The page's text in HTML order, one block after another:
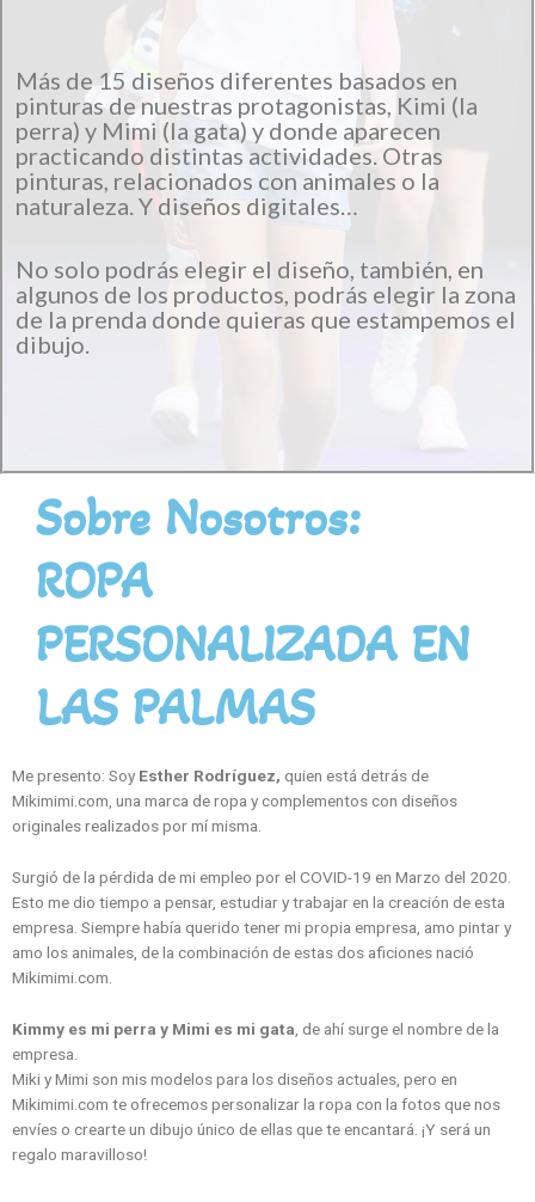
Más de 15 diseños diferentes basados en
pinturas de nuestras protagonistas, Kimi (la
perra) y Mimi (la gata) y donde aparecen
practicando distintas actividades. Otras
pinturas, relacionados con animales o la
naturaleza. Y diseños digitales…
No solo podrás elegir el diseño, también, en
algunos de los productos, podrás elegir la zona
de la prenda donde quieras que estampemos el
dibujo.
Sobre Nosotros:
ROPA
PERSONALIZADA EN
LAS PALMAS
Me presento: Soy Esther Rodríguez, quien está detrás de
Mikimimi.com, una marca de ropa y complementos con diseños
originales realizados por mí misma.
Surgió de la pérdida de mi empleo por el COVID-19 en Marzo del 2020.
Esto me dio tiempo a pensar, estudiar y trabajar en la creación de esta
empresa. Siempre había querido tener mi propia empresa, amo pintar y
amo los animales, de la combinación de estas dos aficiones nació
Mikimimi.com.
Kimmy es mi perra y Mimi es mi gata , de ahí surge el nombre de la
empresa.
Miki y Mimi son mis modelos para los diseños actuales, pero en
Mikimimi.com te ofrecemos personalizar la ropa con la fotos que nos
envíes o crearte un dibujo único de ellas que te encantará. ¡Y será un
regalo maravilloso!